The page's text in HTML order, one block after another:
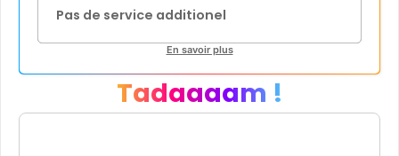
Pas de service additionel
En savoir plus
Tadaaaam !